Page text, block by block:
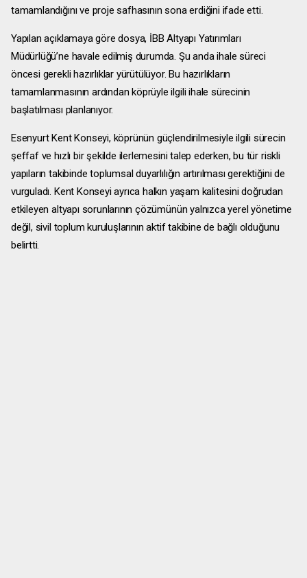
tamamlandığını ve proje safhasının sona erdiğini ifade etti.
Yapılan açıklamaya göre dosya, İBB Altyapı Yatırımları
Müdürlüğü’ne havale edilmiş durumda. Şu anda ihale süreci
öncesi gerekli hazırlıklar yürütülüyor. Bu hazırlıkların
tamamlanmasının ardından köprüyle ilgili ihale sürecinin
başlatılması planlanıyor.
Esenyurt Kent Konseyi, köprünün güçlendirilmesiyle ilgili sürecin
şeffaf ve hızlı bir şekilde ilerlemesini talep ederken, bu tür riskli
yapıların takibinde toplumsal duyarlılığın artırılması gerektiğini de
vurguladı. Kent Konseyi ayrıca halkın yaşam kalitesini doğrudan
etkileyen altyapı sorunlarının çözümünün yalnızca yerel yönetime
değil, sivil toplum kuruluşlarının aktif takibine de bağlı olduğunu
belirtti.